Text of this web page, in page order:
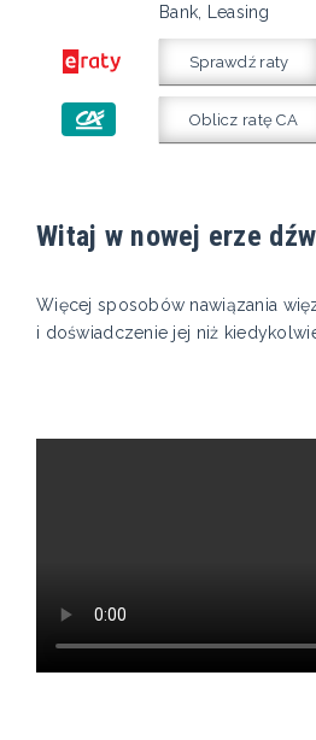
Bank, Leasing
Sprawdź raty
Oblicz ratę CA
Witaj w nowej erze
Więcej sposobów nawiązania
i doświadczenie jej niż